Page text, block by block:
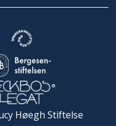
Høegh Stiftelse